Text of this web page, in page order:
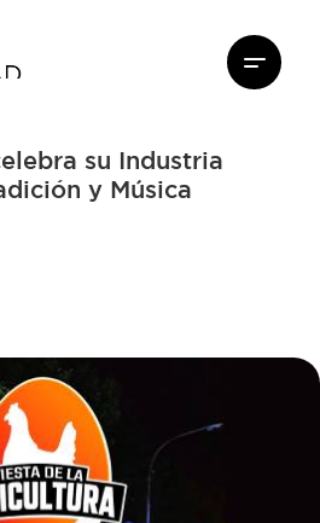
su Industria
y Música